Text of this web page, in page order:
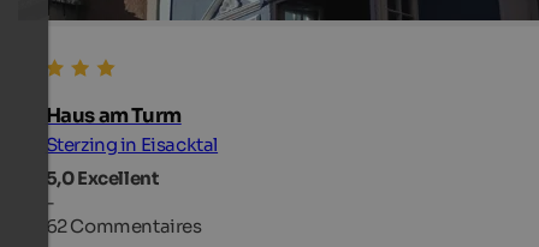
Haus am Turm
Sterzing in Eisacktal
5,0Excellent
-
62 Commentaires